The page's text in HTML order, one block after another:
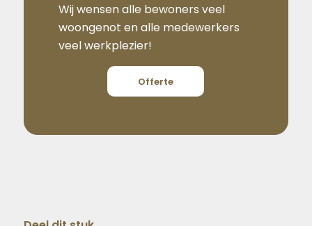
Wij wensen alle bewoners veel
woongenot en alle medewerkers
veel werkplezier!
Offerte